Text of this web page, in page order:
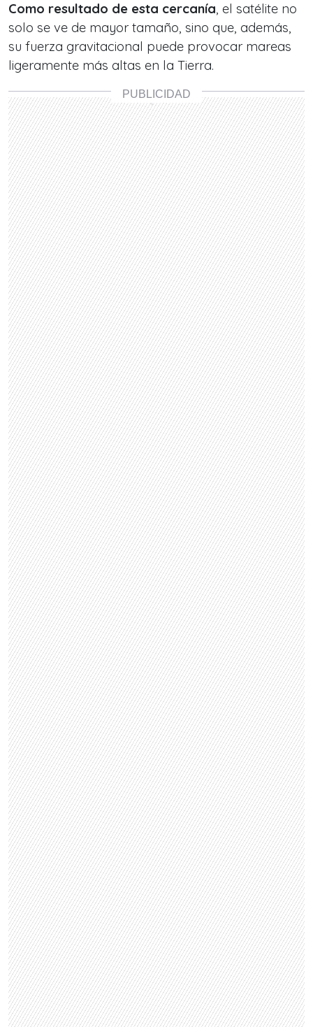
Como resultado de esta cercanía, el satélite no
solo se ve de mayor tamaño, sino que, además,
su fuerza gravitacional puede provocar mareas
ligeramente más altas en la Tierra.